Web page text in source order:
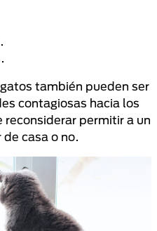
también pueden ser
contagiosas hacia los
reconsiderar permitir a un
casa o no.